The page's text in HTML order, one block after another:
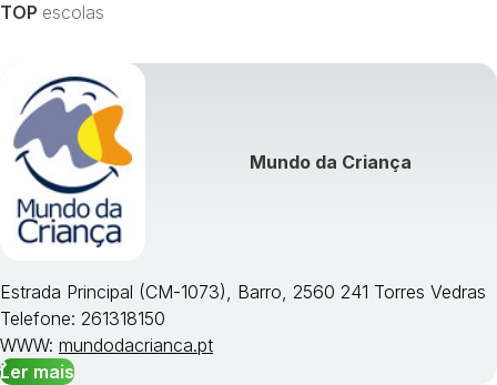
TOP escolas
Mundo da Criança
Estrada Principal (CM-1073), Barro, 2560 241 Torres Vedras
Telefone: 261318150
WWW: mundodacrianca.pt
Ler mais